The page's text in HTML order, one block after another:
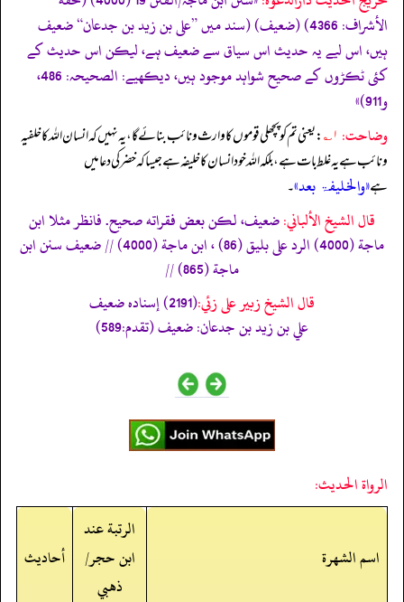
الأشراف: 4366) (ضعیف) (سند میں ”علی بن زید بن جدعان“ ضعیف
ہیں، اس لیے یہ حدیث اس سیاق سے ضعیف ہے، لیکن اس حدیث کے
کئی ٹکڑوں کے صحیح شواہد موجود ہیں، دیکھیے: الصحیحہ: 486،
و911)»
وضاحت: ۱؎ : یعنی تم کو پچھلی قوموں کا وارث و نائب بنائے گا، یہ نہیں کہ انسان اللہ کا خلفیہ
و نائب ہے یہ غلط بات ہے، بلکہ اللہ خود انسان کا خلیفہ ہے جیسا کہ خضر کی دعا میں
ہے«والخلیفۃ بعد»۔
قال الشيخ الألباني:ضعيف، لكن بعض فقراته صحيح. فانظر مثلا ابن
ماجة (4000) الرد على بليق (86) ، ابن ماجة (4000) // ضعيف سنن ابن
ماجة (865) //
قال الشيخ زبير على زئي:(2191) إسناده ضعيف
علي بن زيد بن جدعان: ضعيف (تقدم:589)
الرواة الحديث:
اسم الشهرة
الرتبة عند
ابن حجر/
ذهبي
أحاديث